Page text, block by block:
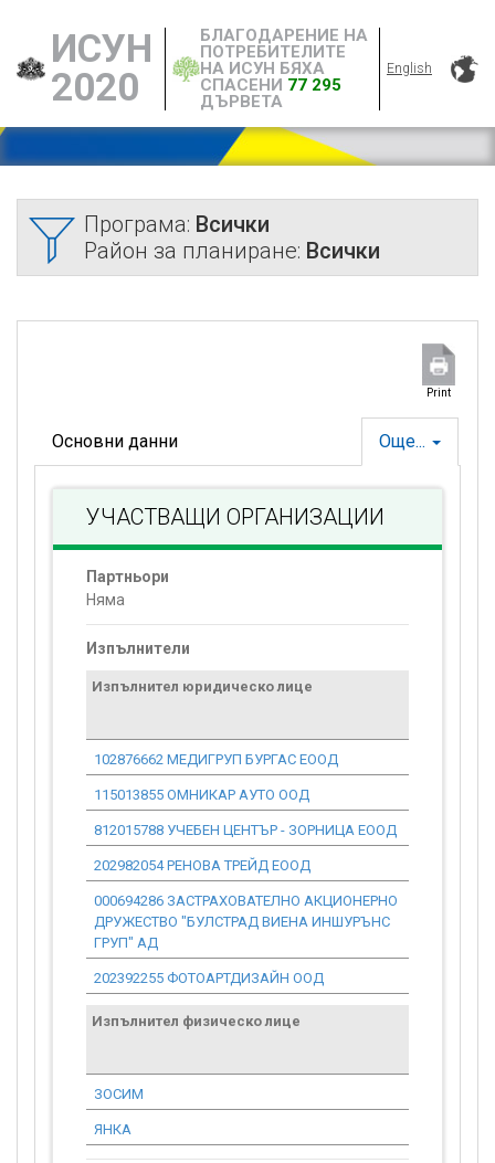
ИСУН
2020
БЛАГОДАРЕНИЕ НА
ПОТРЕБИТЕЛИТЕ
НА ИСУН БЯХА
СПАСЕНИ 77 295
ДЪРВЕТА
English
Програма: Всички
Район за планиране: Всички
Print
Още...
Основни данни
УЧАСТВАЩИ ОРГАНИЗАЦИИ
Партньори
Няма
Изпълнители
Изпълнител юридическо лице
102876662 МЕДИГРУП БУРГАС ЕООД
115013855 ОМНИКАР АУТО ООД
812015788 УЧЕБЕН ЦЕНТЪР - ЗОРНИЦА ЕООД
202982054 РЕНОВА ТРЕЙД ЕООД
000694286 ЗАСТРАХОВАТЕЛНО АКЦИОНЕРНО
ДРУЖЕСТВО "БУЛСТРАД ВИЕНА ИНШУРЪНС
ГРУП" АД
202392255 ФОТОАРТДИЗАЙН ООД
Изпълнител физическо лице
ЗОСИМ
ЯНКА